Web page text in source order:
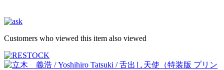
Customers who viewed this item also viewed